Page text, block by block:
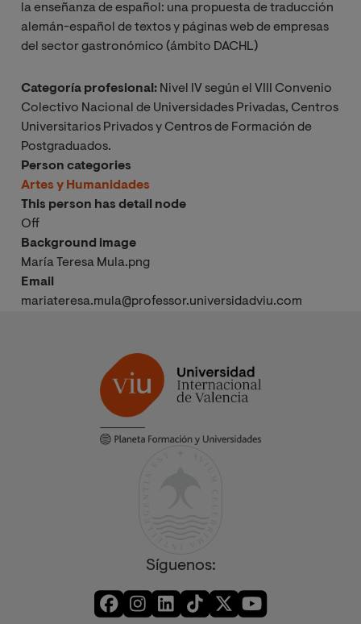
la enseñanza de español: una propuesta de traducción
alemán-español de textos y páginas web de empresas
del sector gastronómico (ámbito DACHL)
Categoría profesional: Nivel IV según el VIII Convenio
Colectivo Nacional de Universidades Privadas, Centros
Universitarios Privados y Centros de Formación de
Postgraduados.
Person categories
Artes y Humanidades
This person has detail node
Off
Background image
María Teresa Mula.png
Email
mariateresa.mula@professor.universidadviu.com
Síguenos: